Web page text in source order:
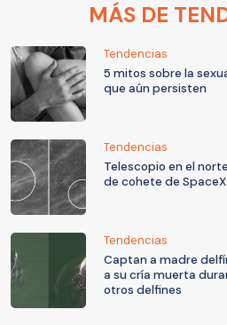
MÁS DE
Tendencias
5 mitos sobre la
que aún persisten
Tendencias
Telescopio en el
de cohete de
Tendencias
Captan a madre
a su cría muerta
otros delfines